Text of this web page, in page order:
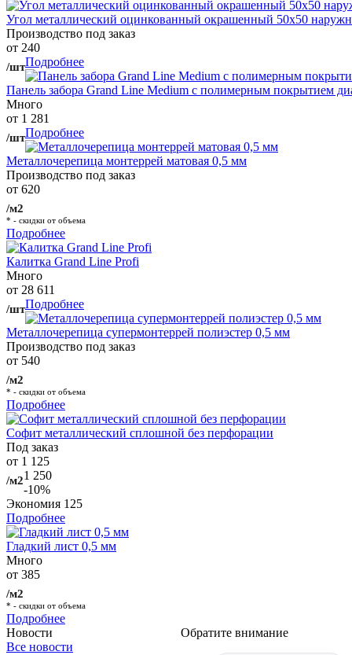
Угол металлический оцинкованный окрашенный 50х50
Производство под заказ
от 240
/штПодробнее
Панель забора Grand Line Medium с полимерным покрытием
Много
от 1 281
/штПодробнее
Металлочерепица монтеррей матовая 0,5 мм
Производство под заказ
от 620
/м2
* - скидки от объема
Подробнее
Калитка Grand Line Profi
Много
от 28 611
/штПодробнее
Металлочерепица супермонтеррей полиэстер 0,5 мм
Производство под заказ
от 540
/м2
* - скидки от объема
Подробнее
Софит металлический сплошной без перфорации
Под заказ
от 1 125
/м21 250
-10%
Экономия 125
Подробнее
Гладкий лист 0,5 мм
Много
от 385
/м2
* - скидки от объема
Подробнее
Обратите внимание
Новости
Все новости